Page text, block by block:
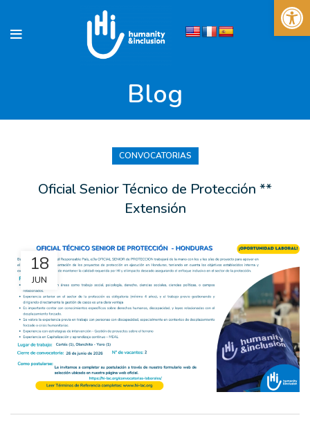
Blog
CONVOCATORIAS
Oficial Senior Técnico de Protección **
Extensión
18
JUN